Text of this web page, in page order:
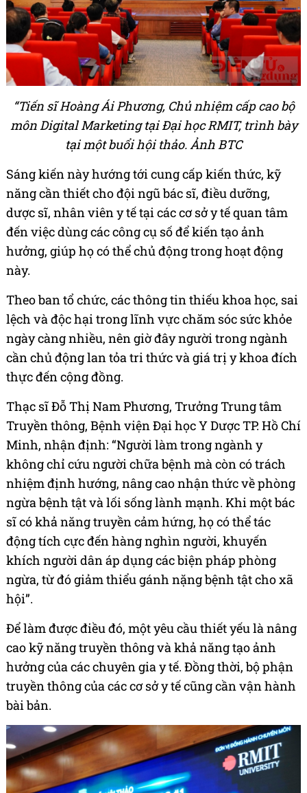
“Tiến sĩ Hoàng Ái Phương, Chủ nhiệm cấp cao bộ
môn Digital Marketing tại Đại học RMIT, trình bày
tại một buổi hội thảo. Ảnh BTC
Sáng kiến này hướng tới cung cấp kiến thức, kỹ
năng cần thiết cho đội ngũ bác sĩ, điều dưỡng,
dược sĩ, nhân viên y tế tại các cơ sở y tế quan tâm
đến việc dùng các công cụ số để kiến tạo ảnh
hưởng, giúp họ có thể chủ động trong hoạt động
này.
Theo ban tổ chức, các thông tin thiếu khoa học, sai
lệch và độc hại trong lĩnh vực chăm sóc sức khỏe
ngày càng nhiều, nên giờ đây người trong ngành
cần chủ động lan tỏa tri thức và giá trị y khoa đích
thực đến cộng đồng.
Thạc sĩ Đỗ Thị Nam Phương, Trưởng Trung tâm
Truyền thông, Bệnh viện Đại học Y Dược TP. Hồ Chí
Minh, nhận định: “Người làm trong ngành y
không chỉ cứu người chữa bệnh mà còn có trách
nhiệm định hướng, nâng cao nhận thức về phòng
ngừa bệnh tật và lối sống lành mạnh. Khi một bác
sĩ có khả năng truyền cảm hứng, họ có thể tác
động tích cực đến hàng nghìn người, khuyến
khích người dân áp dụng các biện pháp phòng
ngừa, từ đó giảm thiểu gánh nặng bệnh tật cho xã
hội”.
Để làm được điều đó, một yêu cầu thiết yếu là nâng
cao kỹ năng truyền thông và khả năng tạo ảnh
hưởng của các chuyên gia y tế. Đồng thời, bộ phận
truyền thông của các cơ sở y tế cũng cần vận hành
bài bản.